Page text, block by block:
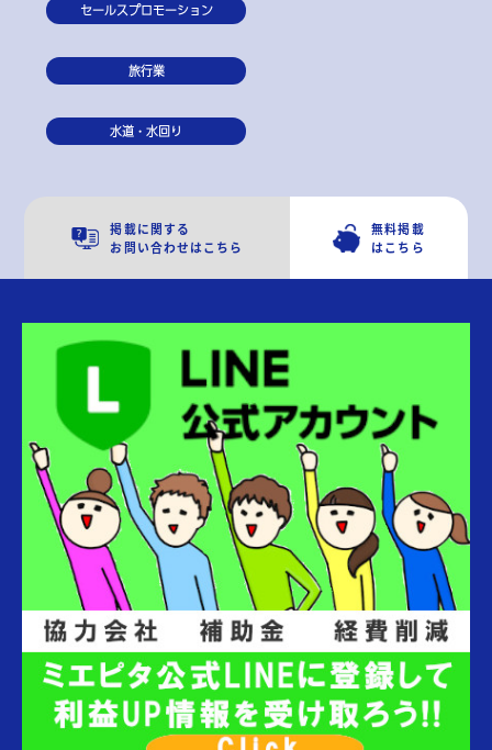
セールスプロモーション
旅行業
水道・水回り
掲載に関する
お問い合わせはこちら
無料掲載
はこちら